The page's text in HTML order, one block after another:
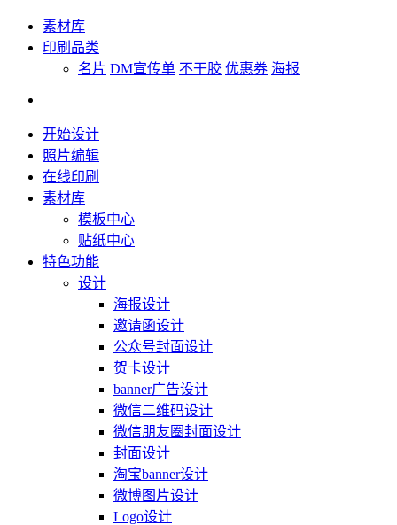
素材库
印刷品类
名片 DM宣传单 不干胶 优惠券 海报
开始设计
照片编辑
在线印刷
素材库
模板中心
贴纸中心
特色功能
设计
海报设计
邀请函设计
公众号封面设计
贺卡设计
banner广告设计
微信二维码设计
微信朋友圈封面设计
封面设计
淘宝banner设计
微博图片设计
Logo设计